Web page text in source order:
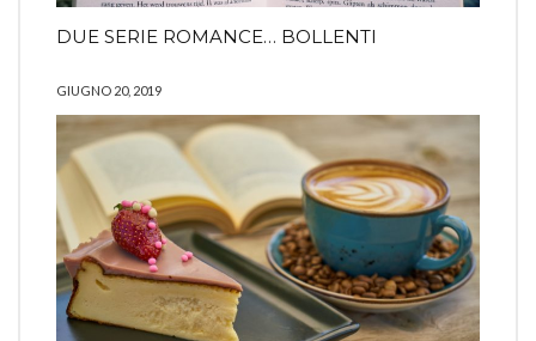
DUE SERIE ROMANCE… BOLLENTI
GIUGNO 20, 2019